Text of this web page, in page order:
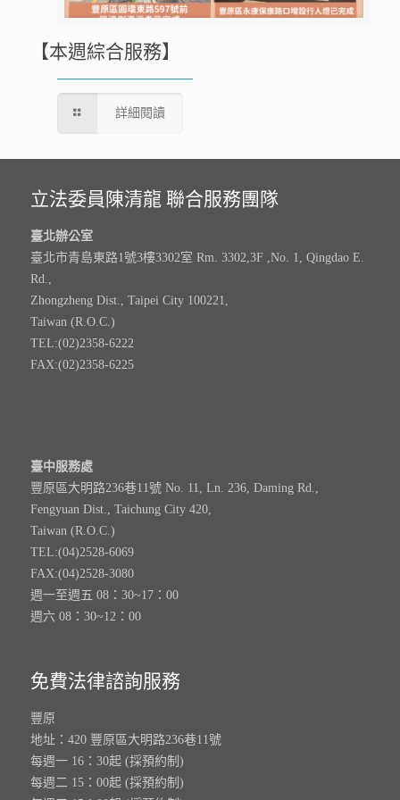
【本週綜合服務】
詳細閱讀
立法委員陳清龍 聯合服務團隊
臺北辦公室
臺北市青島東路1號3樓3302室 Rm. 3302,3F ,No. 1, Qingdao E.
Rd.,
Zhongzheng Dist., Taipei City 100221,
Taiwan (R.O.C.)
TEL:(02)2358-6222
FAX:(02)2358-6225
臺中服務處
豐原區大明路236巷11號 No. 11, Ln. 236, Daming Rd.,
Fengyuan Dist., Taichung City 420,
Taiwan (R.O.C.)
TEL:(04)2528-6069
FAX:(04)2528-3080
週一至週五 08：30~17：00
週六 08：30~12：00
免費法律諮詢服務
豐原
地址：420 豐原區大明路236巷11號
每週一 16：30起 (採預約制)
每週二 15：00起 (採預約制)